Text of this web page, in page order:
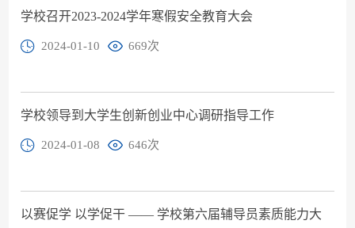
学校召开2023-2024学年寒假安全教育大会
2024-01-10 669次
学校领导到大学生创新创业中心调研指导工作
2024-01-08 646次
以赛促学 以学促干 —— 学校第六届辅导员素质能力大